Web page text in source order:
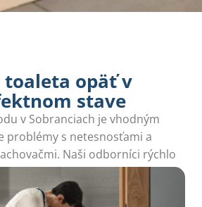
toaleta opäť v
stave
v Sobranciach je vhodným
problémy s netesnosťami a
Naši odborníci rýchlo
všetky vaše potreby.